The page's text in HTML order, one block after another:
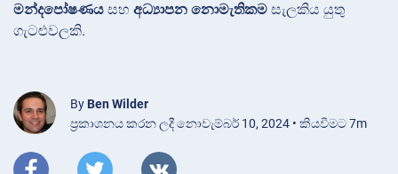
මන්දපෝෂණය සහ අධ්‍යාපන නොමැතිකම සැලකිය යුතු
ගැටළුවලකි.
By Ben Wilder
ප්‍රකාශනය කරන ලදී නොවැම්බර් 10, 2024 • කියවීමට 7m